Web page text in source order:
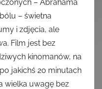
– Abrahama
– świetna
i zdjęcia, ale
Film jest bez
kinomanów, na
jakichś 20 minutach
wielka uwagę bez